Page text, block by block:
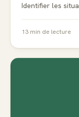
Identifier les
13 min de lecture